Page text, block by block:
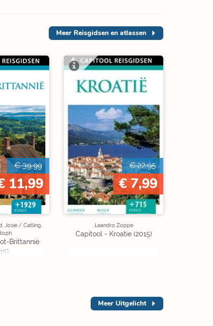
Meer Reisgidsen en atlassen
€ 39,99
11,99
Josie / Catling,
Brittannië
€ 22,95
€ 7,99
Leandro Zoppe
Capitool - Kroatie (2015)
Meer Uitgelicht